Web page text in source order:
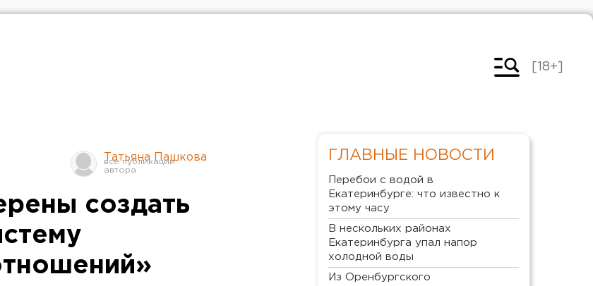
[18+]
Татьяна Пашкова
создать
ГЛАВНЫЕ НОВОСТИ
Перебои с водой в
Екатеринбурге: что известно к
этому часу
В нескольких районах
Екатеринбурга упал напор
холодной воды
Из Оренбургского